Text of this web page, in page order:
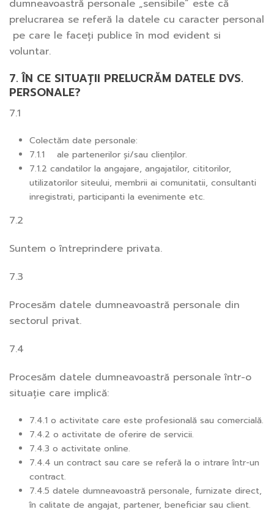
dumneavoastră personale „sensibile” este că
prelucrarea se referă la datele cu caracter personal
pe care le faceți publice în mod evident si
voluntar.
7. ÎN CE SITUAȚII PRELUCRĂM DATELE DVS.
PERSONALE?
7.1
Colectăm date personale:
7.1.1 ale partenerilor și/sau clienților.
7.1.2 candatilor la angajare, angajatilor, cititorilor,
utilizatorilor siteului, membrii ai comunitatii, consultanti
inregistrati, participanti la evenimente etc.
7.2
Suntem o întreprindere privata.
7.3
Procesăm datele dumneavoastră personale din
sectorul privat.
7.4
Procesăm datele dumneavoastră personale într-o
situație care implică:
7.4.1 o activitate care este profesională sau comercială.
7.4.2 o activitate de oferire de servicii.
7.4.3 o activitate online.
7.4.4 un contract sau care se referă la o intrare într-un
contract.
7.4.5 datele dumneavoastră personale, furnizate direct,
în calitate de angajat, partener, beneficiar sau client.